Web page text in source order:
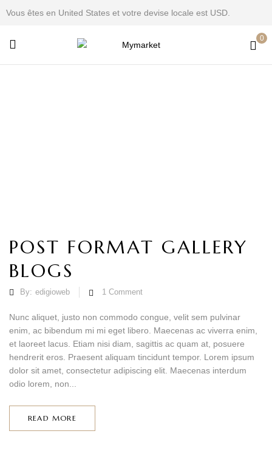
Vous êtes en United States et votre devise locale est USD.
0
POST FORMAT GALLERY
BLOGS
By: edigioweb 1 Comment
Nunc aliquet, justo non commodo congue, velit sem pulvinar
enim, ac bibendum mi mi eget libero. Maecenas ac viverra enim,
et laoreet lacus. Etiam nisi diam, sagittis ac quam at, posuere
hendrerit eros. Praesent aliquam tincidunt tempor. Lorem ipsum
dolor sit amet, consectetur adipiscing elit. Maecenas interdum
odio lorem, non...
READ MORE